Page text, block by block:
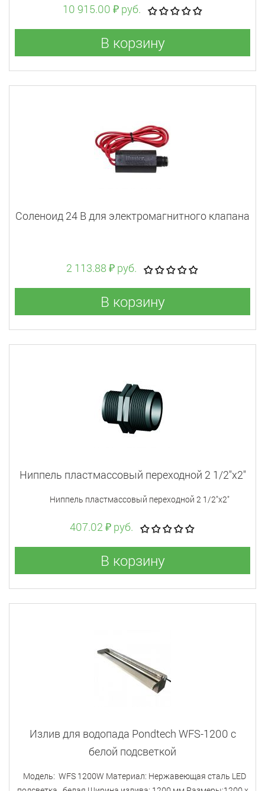
10 915.00 ₽ руб.
В корзину
Соленоид 24 В для электромагнитного клапана
2 113.88 ₽ руб.
В корзину
Ниппель пластмассовый переходной 2 1/2"x2"
Ниппель пластмассовый переходной 2 1/2"x2"
407.02 ₽ руб.
В корзину
Излив для водопада Pondtech WFS-1200 с
белой подсветкой
Модель: WFS 1200W Материал: Нержавеющая сталь LED